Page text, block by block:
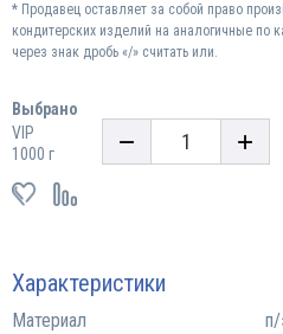
* Продавец оставляет за собой право
кондитерских изделий на аналогичные по
через знак дробь «/» считать или.
Выбрано
VIP
1000 г
Характеристики
Материал п/